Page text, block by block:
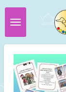
Ga
direct
de
hoofdinhoud